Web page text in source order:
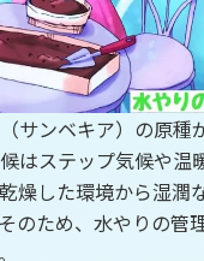
サンベキア）の原種
はステップ気候や温
燥した環境から湿潤
のため、水やりの管